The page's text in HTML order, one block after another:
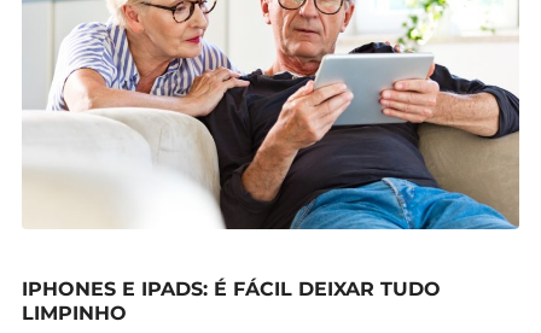
IPHONES E IPADS: É FÁCIL DEIXAR TUDO
LIMPINHO